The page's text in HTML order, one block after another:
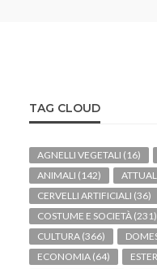
TAG CLOUD
AGNELLI VEGETALI (16)
ANIMALI (142)
CERVELLI ARTIFICIALI (36)
COSTUME E SOCIETÀ (231)
CULTURA (366)
ECONOMIA (64)